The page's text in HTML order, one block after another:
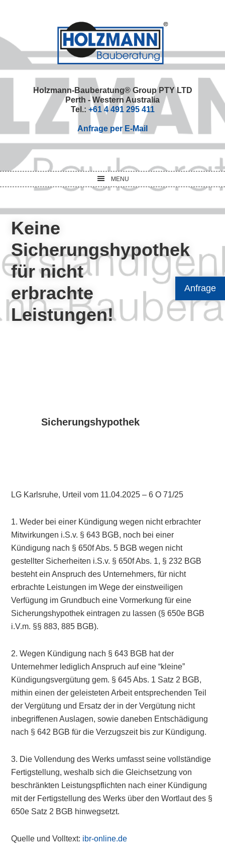
Anfrage
navigation
content
sidebar
Holzmann-Bauberatung® Group PTY LTD
Perth - Western Australia
Tel.: +61 4 491 295 411
Anfrage per E-Mail
MENU
Keine
Sicherungshypothek
für nicht
erbrachte
Leistungen!
Sicherungshypothek
LG Karlsruhe, Urteil vom 11.04.2025 – 6 O 71/25
1. Weder bei einer Kündigung wegen nicht erbrachter
Mitwirkungen i.S.v. § 643 BGB, noch bei einer
Kündigung nach § 650f Abs. 5 BGB wegen nicht
gestellter Sicherheiten i.S.v. § 650f Abs. 1, § 232 BGB
besteht ein Anspruch des Unternehmers, für nicht
erbrachte Leistungen im Wege der einstweiligen
Verfügung im Grundbuch eine Vormerkung für eine
Sicherungshypothek eintragen zu lassen (§ 650e BGB
i.V.m. §§ 883, 885 BGB).
2. Wegen Kündigung nach § 643 BGB hat der
Unternehmer lediglich Anspruch auf eine “kleine”
Kündigungsvergütung gem. § 645 Abs. 1 Satz 2 BGB,
mithin einen der geleisteten Arbeit entsprechenden Teil
der Vergütung und Ersatz der in der Vergütung nicht
inbegriffenen Auslagen, sowie daneben Entschädigung
nach § 642 BGB für die Verzugszeit bis zur Kündigung.
3. Die Vollendung des Werks umfasst seine vollständige
Fertigstellung, weshalb sich die Gleichsetzung von
beschränkten Leistungspflichten nach einer Kündigung
mit der Fertigstellung des Werks über den Wortlaut des §
650e Satz 2 BGB hinwegsetzt.
Quelle und Volltext: ibr-online.de